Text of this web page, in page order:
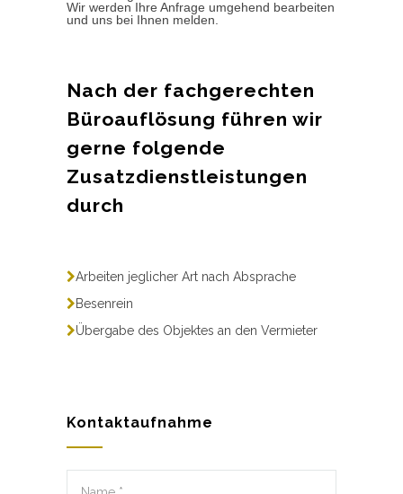
Wir werden Ihre Anfrage umgehend bearbeiten
und uns bei Ihnen melden.
Nach der fachgerechten
Büroauflösung führen wir
gerne folgende
Zusatzdienstleistungen
durch
Arbeiten jeglicher Art nach Absprache
Besenrein
Übergabe des Objektes an den Vermieter
Kontaktaufnahme